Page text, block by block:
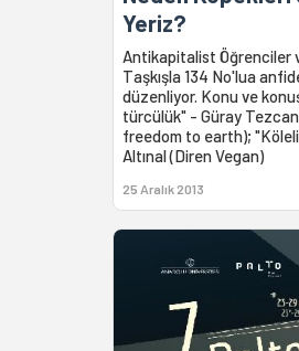
Yeriz?
Antikapitalist Öğrenciler
Taşkışla 134 No'lua
düzenliyor. Konu ve
türcülük" - Güray
freedom to earth);
Altınal (Diren Vegan)
25 Aralık 2013